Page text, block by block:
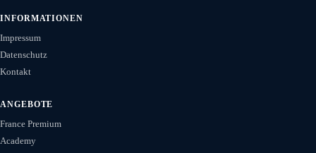
INFORMATIONEN
Impressum
Datenschutz
Kontakt
ANGEBOTE
France Premium
Academy